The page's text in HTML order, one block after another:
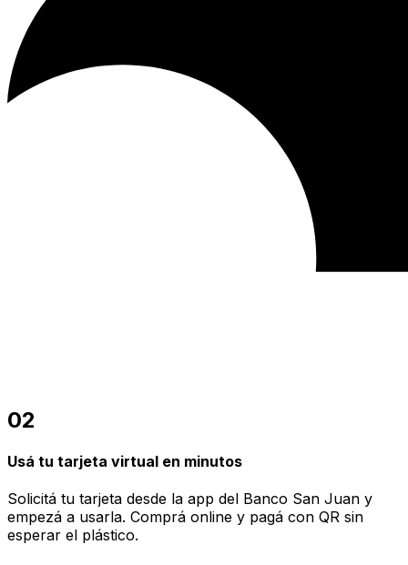
02
Usá tu tarjeta virtual en minutos
Solicitá tu tarjeta desde la app del Banco San Juan y
empezá a usarla. Comprá online y pagá con QR sin
esperar el plástico.